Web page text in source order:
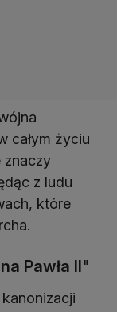
całym życiu
znaczy
z ludu
które
Pawła II"